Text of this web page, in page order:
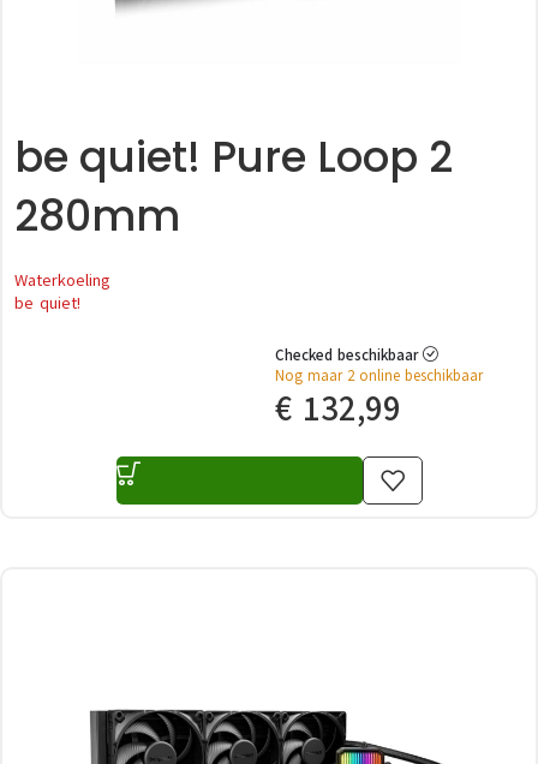
be quiet! Pure Loop 2
280mm
Waterkoeling
be quiet!
Checked beschikbaar
Nog maar 2 online beschikbaar
€ 132,99